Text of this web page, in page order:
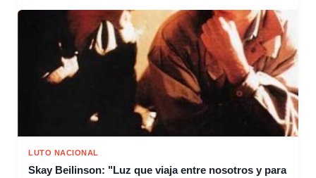
LUTO NACIONAL
Skay Beilinson: "Luz que viaja entre nosotros y para